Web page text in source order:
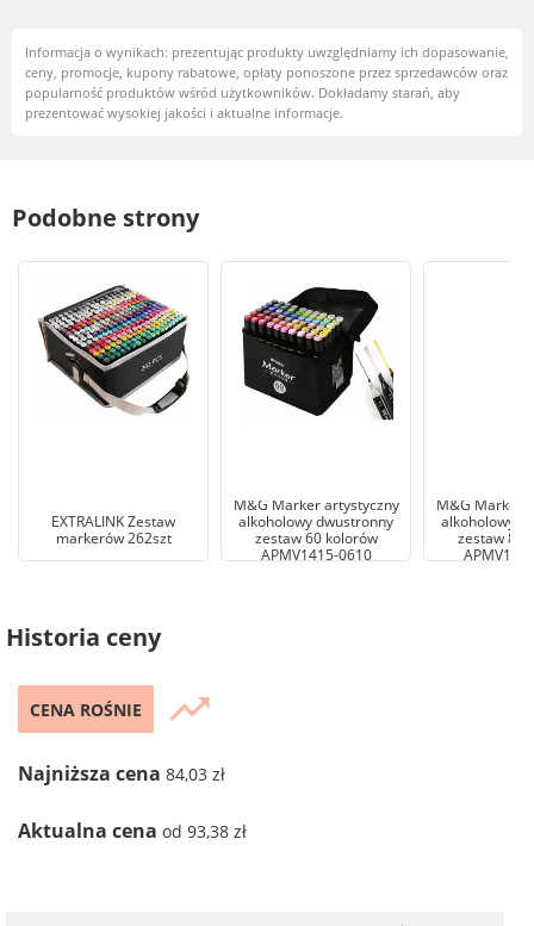
Informacja o wynikach: prezentując produkty uwzględniamy ich dopasowanie,
ceny, promocje, kupony rabatowe, opłaty ponoszone przez sprzedawców oraz
popularność produktów wśród użytkowników. Dokładamy starań, aby
prezentować wysokiej jakości i aktualne informacje.
Podobne strony
EXTRALINK Zestaw
markerów 262szt
M&G Marker artystyczny
alkoholowy dwustronny
zestaw 60 kolorów
APMV1415-0610
M&G Marker
alkoholowy
zestaw 80
Historia ceny
CENA ROŚNIE trending_up
Najniższa cena 84,03 zł
Aktualna cena od 93,38 zł